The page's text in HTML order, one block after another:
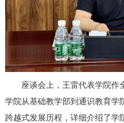
座谈会上，王雷代表学院作
学院从基础教学部到通识教育学
跨越式发展历程，详细介绍了学